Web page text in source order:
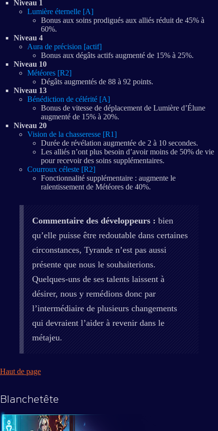
Niveau 1
Lumière éternelle [A]
Bonus aux soins prodigués aux alliés réduit de 45% à
60%.
Niveau 4
Aura de précision [actif]
Bonus aux dégâts actifs augmenté de 15% à 25%.
Niveau 10
Météores [R2]
Dégâts augmentés de 88 à 92 points.
Niveau 13
Bénédiction de célérité [A]
Bonus de vitesse de déplacement de Lumière d’Élune
augmenté de 15% à 20%.
Niveau 20
Vision de la chasseresse [R1]
Durée de révélation augmentée de 2 à 10 secondes.
Les alliés n’ont plus besoin d’avoir moins de 50% de vie
pour recevoir des soins supplémentaires.
Courroux céleste [R2]
Fonctionnalité supplémentaire : augmente le
ralentissement de Météores de 40%.
Commentaire des développeurs : bien
qu’elle puisse être redoutable dans certaines
circonstances, Tyrande n’est pas aussi
présente que nous le souhaiterions.
Quelques-uns de ses talents laissent à
désirer, nous y remédions donc par
l’intermédiaire de plusieurs changements
qui devraient l’aider à revenir dans le
métajeu.
Haut de page
Blanchetête